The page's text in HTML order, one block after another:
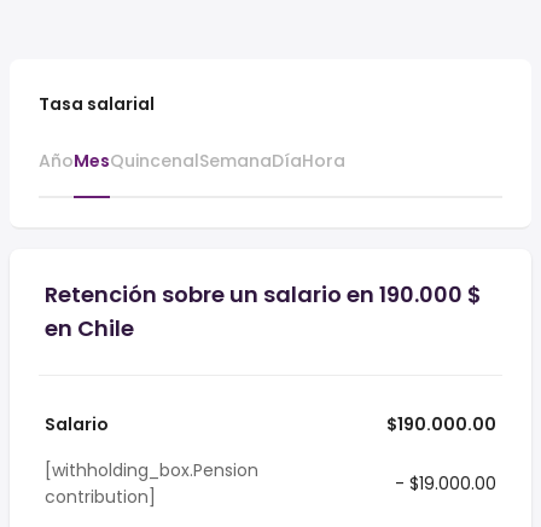
Tasa salarial
AñoMesQuincenalSemanaDíaHora
Retención sobre un salario en 190.000 $
en Chile
Salario
$190.000.00
[withholding_box.Pension
contribution]
- $19.000.00